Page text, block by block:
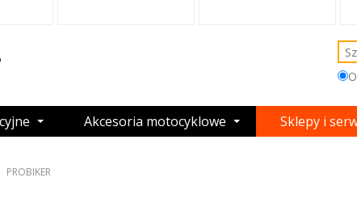
Akcesoria motocyklowe Sklepy i
PROBIKER